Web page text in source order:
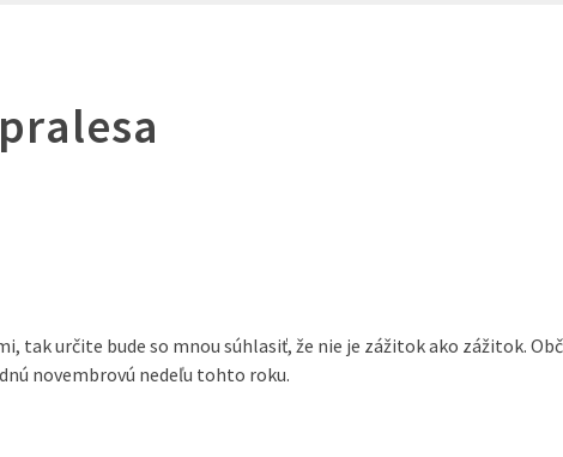
tak určite bude so mnou súhlasiť, že nie je zážitok ako zážitok.
novembrovú nedeľu tohto roku.